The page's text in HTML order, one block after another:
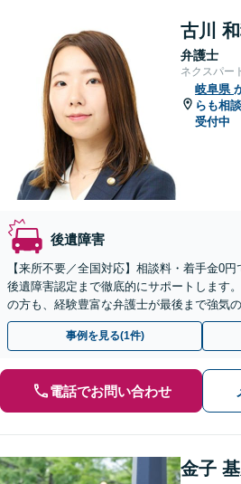
古川
弁護士
ネクスパー
岐阜県
らも相談
受付中
後遺障害
【来所不要／全国対応】相談料・着手金0
後遺障害認定まで徹底的にサポートします
の方も、経験豊富な弁護士が最後まで強気
13拠点】お気軽にご相談ください。
事例を見る(1件)
電話でお問い合わせ
金子